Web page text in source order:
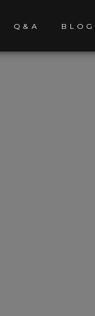
Q&A BLOG